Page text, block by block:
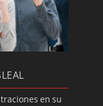
en su